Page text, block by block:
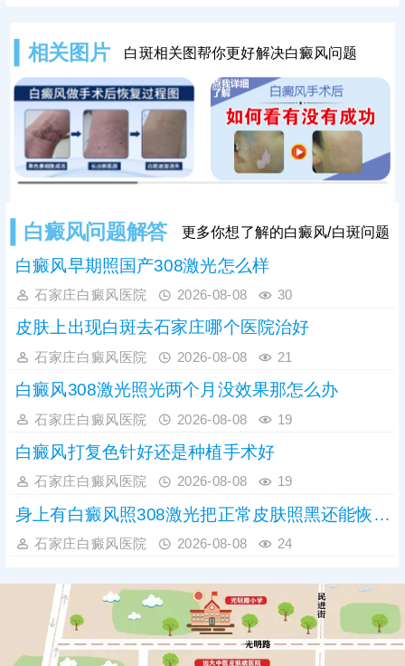
体质等情况，严格遵从医嘱，避免不
当用药引发皮肤萎缩、色素异常等副
作用。临床治疗中，初期白癜风采用
卤米松乳膏外用，搭配308准分子激
光照射联合治疗，可内外协同作用，
相关图片 白斑相关图帮你更好解决白癜风问题
白癜风问题解答 更多你想了解的白癜风/白斑问题
白癜风早期照国产308激光怎么样
石家庄白癜风医院 2026-08-08 30
皮肤上出现白斑去石家庄哪个医院治好
石家庄白癜风医院 2026-08-08 21
白癜风308激光照光两个月没效果那怎么办
石家庄白癜风医院 2026-08-08 19
白癜风打复色针好还是种植手术好
石家庄白癜风医院 2026-08-08 19
身上有白癜风照308激光把正常皮肤照黑还能恢复吗
石家庄白癜风医院 2026-08-08 24